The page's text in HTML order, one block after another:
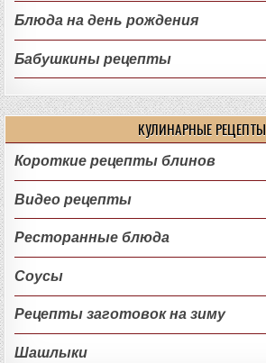
Блюда на день рождения
Бабушкины рецепты
КУЛИНАРНЫЕ РЕЦЕПТЫ
Короткие рецепты блинов
Видео рецепты
Ресторанные блюда
Соусы
Рецепты заготовок на зиму
Шашлыки